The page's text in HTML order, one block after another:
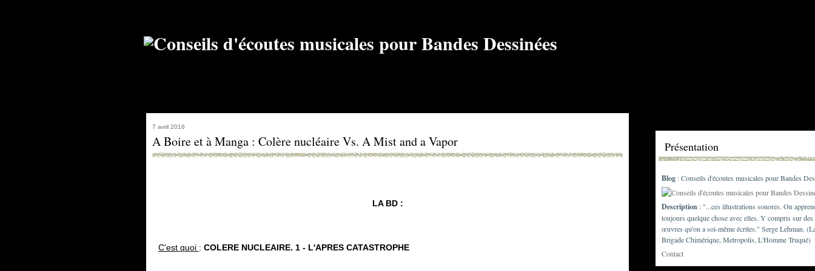
7 avril 2016
A Boire et à Manga : Colère nucléaire Vs. A Mist and a Vapor
LA BD :
C'est quoi : COLERE NUCLEAIRE. 1 - L'APRES CATASTROPHE
Présentation
Blog : Conseils d'écoutes musicales pour Bandes
Description : "...ces illustrations sonores. On
toujours quelque chose avec elles. Y compris sur des
œuvres qu'on a soi-même écrites." Serge Lehman.
Brigade Chimérique, Metropolis, L'Homme Truqué)
Contact